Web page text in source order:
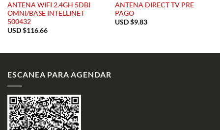
ANTENA WIFI 2.4GH 5DBI
OMNI/BASE INTELLINET
500432
USD $116.66
ANTENA DIRECT TV PRE
PAGO
USD $9.83
ESCANEA PARA AGENDAR